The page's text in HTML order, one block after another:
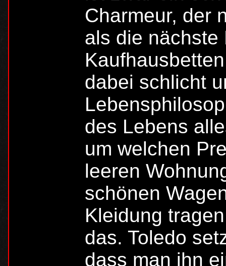
Charmeur, der
als die nächste
dabei schlicht
des Lebens
um welchen
leeren
schönen
Kleidung
das. Toledo
dass man ihn